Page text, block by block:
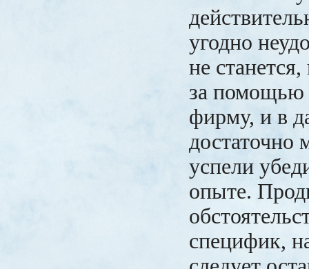
угодно
не станется,
за
фирму, и в
достаточно
успели
опыте.
специфик,